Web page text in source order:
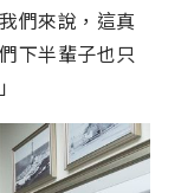
們來說，這真
下半輩子也只